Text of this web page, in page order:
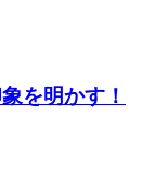
を明かす！